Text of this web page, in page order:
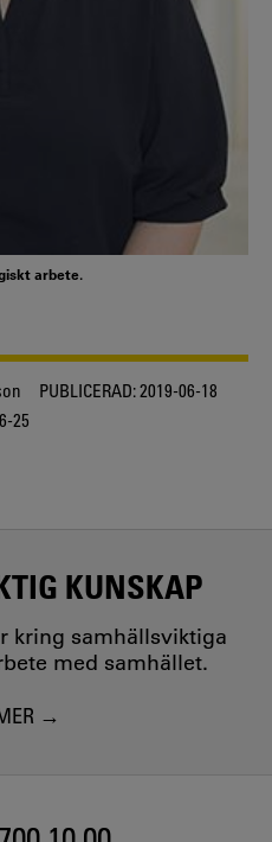
arbete.
PUBLICERAD:2019-06-18
25
KUNSKAP
kring samhällsviktiga
med samhället.